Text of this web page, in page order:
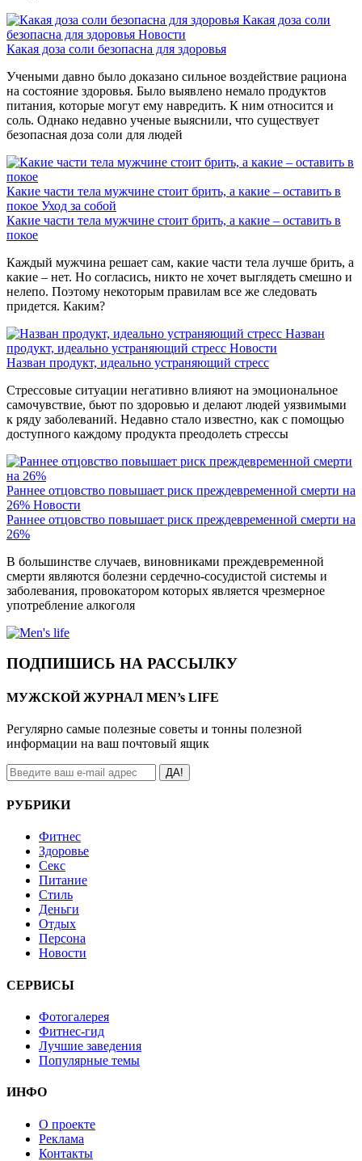
Какая доза соли
безопасна для здоровья Новости
Какая доза соли безопасна для здоровья
Учеными давно было доказано сильное воздействие рациона
на состояние здоровья. Было выявлено немало продуктов
питания, которые могут ему навредить. К ним относится и
соль. Однако недавно ученые выяснили, что существует
безопасная доза соли для людей
Какие части тела мужчине стоит брить, а какие – оставить в
покое Уход за собой
Какие части тела мужчине стоит брить, а какие – оставить в
покое
Каждый мужчина решает сам, какие части тела лучше брить, а
какие – нет. Но согласись, никто не хочет выглядеть смешно и
нелепо. Поэтому некоторым правилам все же следовать
придется. Каким?
Назван
продукт, идеально устраняющий стресс Новости
Назван продукт, идеально устраняющий стресс
Стрессовые ситуации негативно влияют на эмоциональное
самочувствие, бьют по здоровью и делают людей уязвимыми
к ряду заболеваний. Недавно стало известно, как с помощью
доступного каждому продукта преодолеть стрессы
Раннее отцовство повышает риск преждевременной смерти на
26% Новости
Раннее отцовство повышает риск преждевременной смерти на
26%
В большинстве случаев, виновниками преждевременной
смерти являются болезни сердечно-сосудистой системы и
заболевания, провокатором которых является чрезмерное
употребление алкоголя
ПОДПИШИСЬ НА РАССЫЛКУ
МУЖСКОЙ ЖУРНАЛ MEN’s LIFE
Регулярно самые полезные советы и тонны полезной
информации на ваш почтовый ящик
ДА!
РУБРИКИ
Фитнес
Здоровье
Секс
Питание
Стиль
Деньги
Отдых
Персона
Новости
СЕРВИСЫ
Фотогалерея
Фитнес-гид
Лучшие заведения
Популярные темы
ИНФО
О проекте
Реклама
Контакты